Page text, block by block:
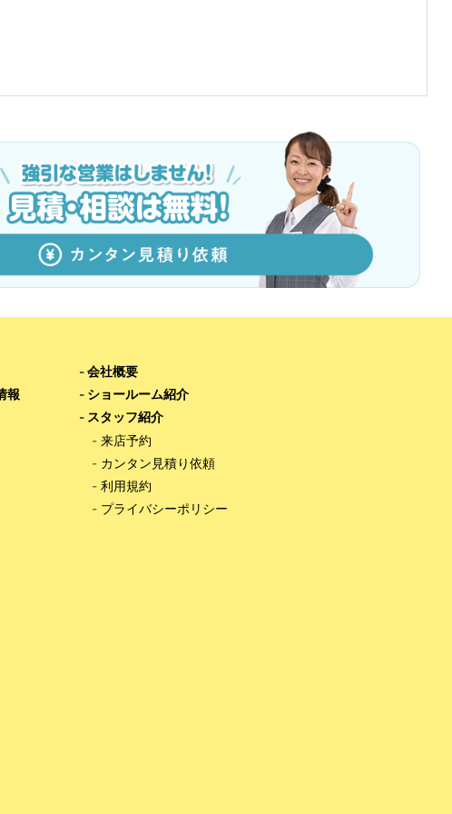
報
-会社概要
- ショールーム紹介
- スタッフ紹介
- 来店予約
- カンタン見積り依頼
- 利用規約
- プライバシーポリシー